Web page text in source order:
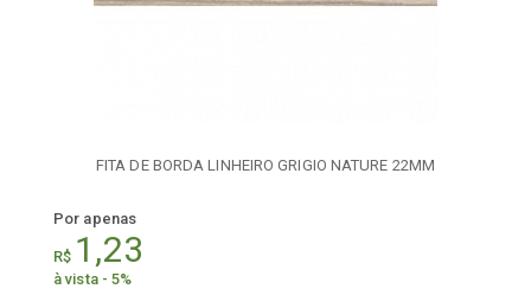
FITA DE BORDA LINHEIRO GRIGIO NATURE 22MM
Por apenas
R$ 1,23
à vista - 5%